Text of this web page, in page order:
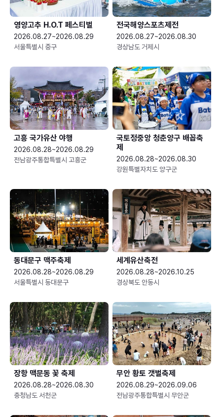
영양고추 H.O.T 페스티벌
2026.08.27~2026.08.29
서울특별시 중구
전국해양스포츠제전
2026.08.27~2026.08.30
경상남도 거제시
고흥 국가유산 야행
2026.08.28~2026.08.29
전남광주통합특별시 고흥군
국토정중앙 청춘양구 배꼽축
제
2026.08.28~2026.08.30
강원특별자치도 양구군
동대문구 맥주축제
2026.08.28~2026.08.29
서울특별시 동대문구
세계유산축전
2026.08.28~2026.10.25
경상북도 안동시
장항 맥문동 꽃 축제
2026.08.28~2026.08.30
충청남도 서천군
무안 황토 갯벌축제
2026.08.29~2026.09.06
전남광주통합특별시 무안군